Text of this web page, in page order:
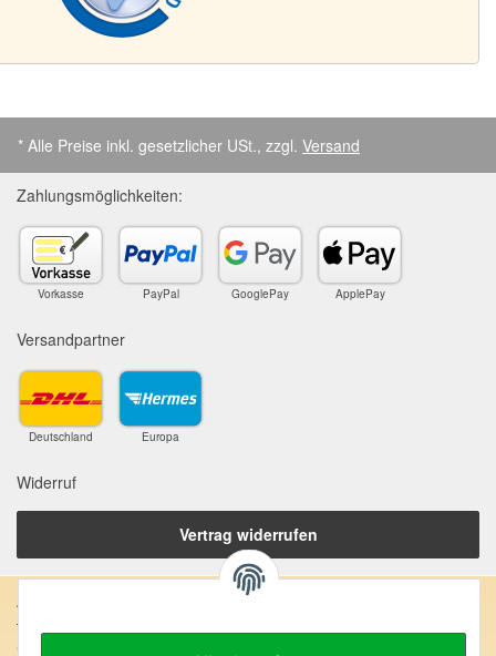
* Alle Preise inkl. gesetzlicher USt., zzgl. Versand
Zahlungsmöglichkeiten:
Vorkasse PayPal GooglePay ApplePay
Versandpartner
Deutschland Europa
Widerruf
Vertrag widerrufen
Anschrift:
SteinZeitOase